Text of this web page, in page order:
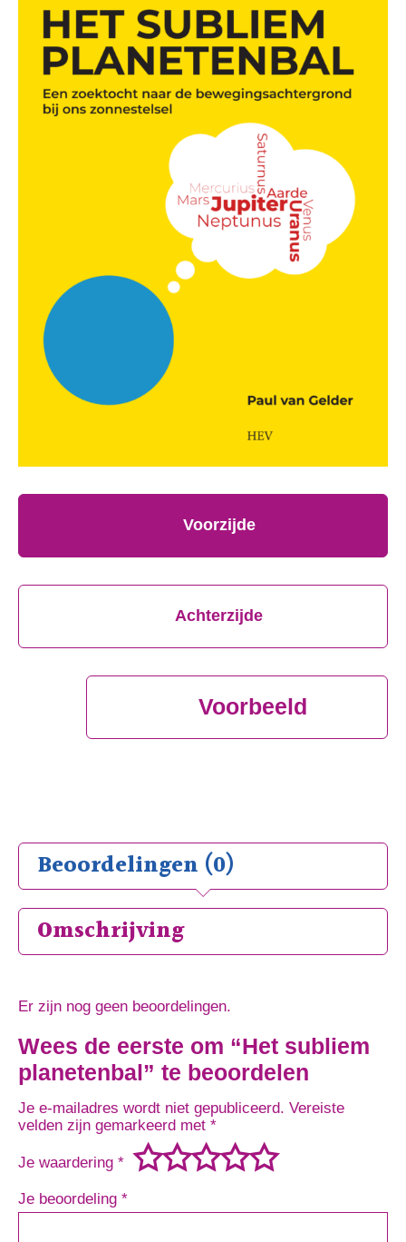
Voorzijde
Achterzijde
Voorbeeld
Beoordelingen (0)
Omschrijving
Er zijn nog geen beoordelingen.
Wees de eerste om “Het subliem
planetenbal” te beoordelen
Je e-mailadres wordt niet gepubliceerd. Vereiste
velden zijn gemarkeerd met *
Je waardering *
Je beoordeling *